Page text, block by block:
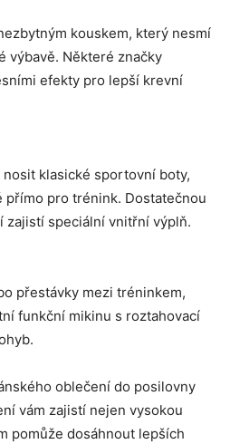
kouskem, který nesmí
výbavě. Některé značky
efekty pro lepší krevní
klasické sportovní boty,
pro trénink. Dostatečnou
zajistí speciální vnitřní výplň.
přestávky mezi tréninkem,
funkční mikinu s roztahovací
oblečení do posilovny
vám zajistí nejen vysokou
pomůže dosáhnout lepších